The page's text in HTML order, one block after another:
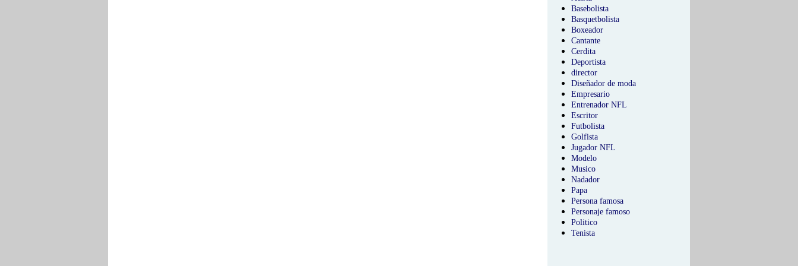
Basebolista
Basquetbolista
Boxeador
Cantante
Cerdita
Deportista
director
Diseñador de moda
Empresario
Entrenador NFL
Escritor
Futbolista
Golfista
Jugador NFL
Modelo
Musico
Nadador
Papa
Persona famosa
Personaje famoso
Politico
Tenista